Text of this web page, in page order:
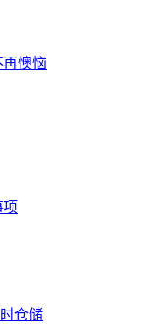
懊恼
项
时仓储